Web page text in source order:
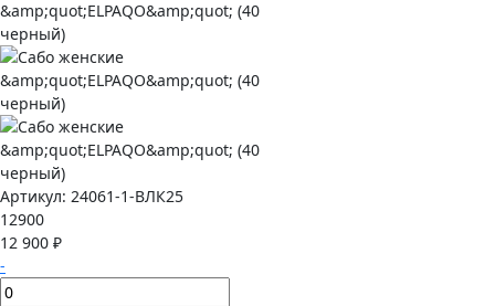
Артикул: 24061-1-ВЛК25
12900
12 900 ₽
-